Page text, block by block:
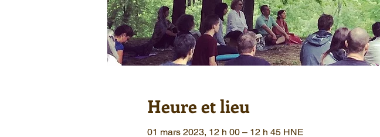
Heure et lieu
01 mars 2023, 12 h 00 – 12 h 45 HNE